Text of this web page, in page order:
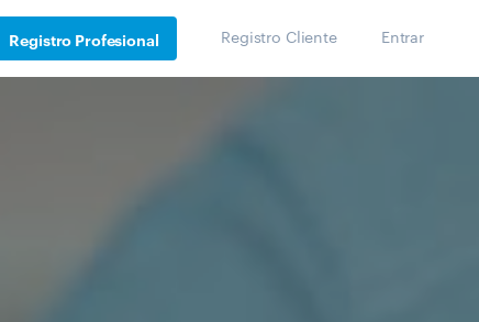
Registro Profesional Registro Cliente Entrar